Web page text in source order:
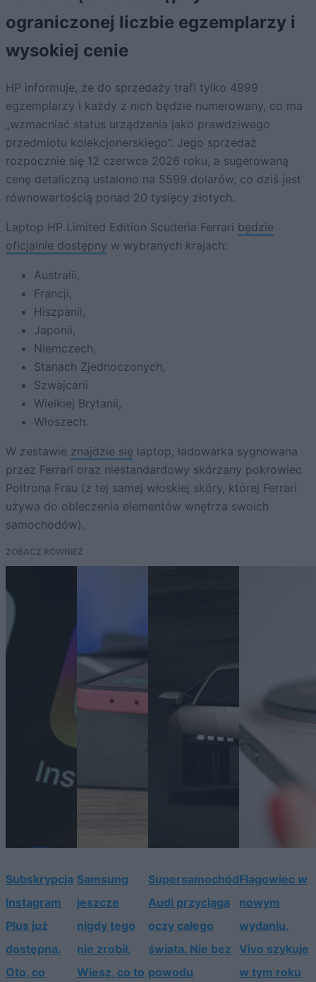
ograniczonej liczbie egzemplarzy i
wysokiej cenie
HP informuje, że do sprzedaży trafi tylko 4999
egzemplarzy i każdy z nich będzie numerowany, co ma
„wzmacniać status urządzenia jako prawdziwego
przedmiotu kolekcjonerskiego”. Jego sprzedaż
rozpocznie się 12 czerwca 2026 roku, a sugerowaną
cenę detaliczną ustalono na 5599 dolarów, co dziś jest
równowartością ponad 20 tysięcy złotych.
Laptop HP Limited Edition Scuderia Ferrari będzie
oficjalnie dostępny w wybranych krajach:
Australii,
Francji,
Hiszpanii,
Japonii,
Niemczech,
Stanach Zjednoczonych,
Szwajcarii
Wielkiej Brytanii,
Włoszech.
W zestawie znajdzie się laptop, ładowarka sygnowana
przez Ferrari oraz niestandardowy skórzany pokrowiec
Poltrona Frau (z tej samej włoskiej skóry, której Ferrari
używa do obleczenia elementów wnętrza swoich
samochodów).
ZOBACZ RÓWNIEŻ
Subskrypcja
Instagram
Plus już
dostępna.
Oto, co
Samsung
jeszcze
nigdy tego
nie zrobił.
Wiesz, co to
Supersamochód
Audi przyciąga
oczy całego
świata. Nie bez
powodu
Flagowiec w
nowym
wydaniu.
Vivo szykuje
w tym roku